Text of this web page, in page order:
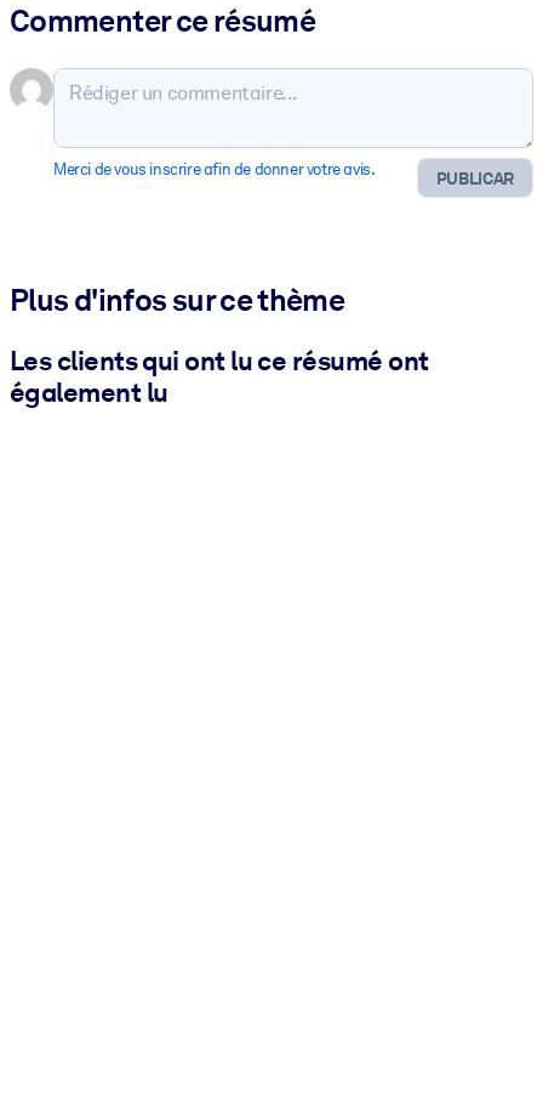
Commenter ce résumé
PUBLICAR
Merci de vous inscrire afin de donner votre avis.
Plus d'infos sur ce thème
Les clients qui ont lu ce résumé ont
également lu